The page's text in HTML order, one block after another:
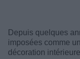
Depuis quelques
imposées comme
décoration